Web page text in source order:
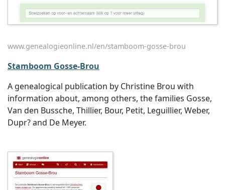
www.genealogieonline.nl/en/stamboom-gosse-brou
Stamboom Gosse-Brou
A genealogical publication by Christine Brou with
information about, among others, the families Gosse,
Van den Bussche, Thillier, Bour, Petit, Leguillier, Weber,
Dupr? and De Meyer.